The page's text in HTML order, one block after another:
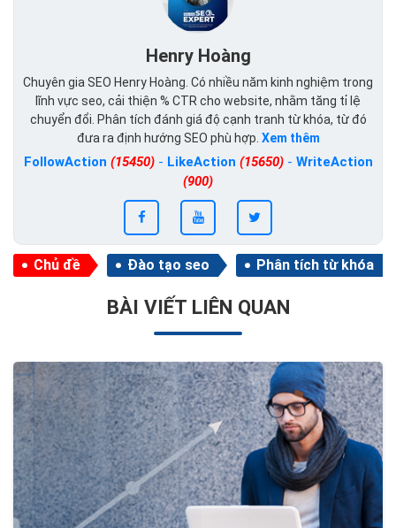
Henry Hoàng
Chuyên gia SEO Henry Hoàng. Có nhiều năm kinh nghiệm trong
lĩnh vực seo, cải thiện % CTR cho website, nhằm tăng tỉ lệ
chuyển đổi. Phân tích đánh giá độ cạnh tranh từ khóa, từ đó
đưa ra định hướng SEO phù hợp. Xem thêm
FollowAction (15450)- LikeAction (15650)- WriteAction
(900)
Chủ đề Đào tạo seo Phân tích từ khóa
BÀI VIẾT LIÊN QUAN